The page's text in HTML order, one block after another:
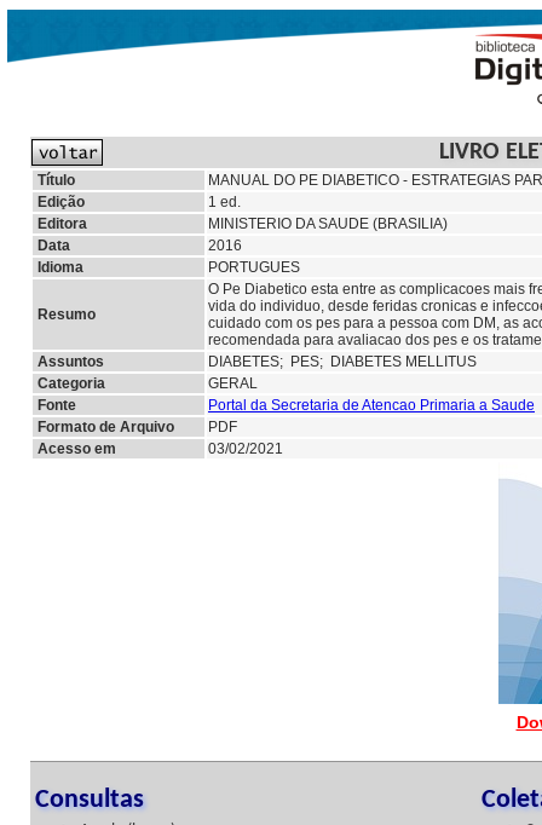
LIVRO
Título
MANUAL DO PE DIABETICO - ESTRATEGIAS
Edição
1 ed.
Editora
MINISTERIO DA SAUDE (BRASILIA)
Data
2016
Idioma
PORTUGUES
Resumo
O Pe Diabetico esta entre as complicacoes mais
vida do individuo, desde feridas cronicas e
cuidado com os pes para a pessoa com DM, as
recomendada para avaliacao dos pes e os
Assuntos
DIABETES; PES; DIABETES MELLITUS
Categoria
GERAL
Fonte
Portal da Secretaria de Atencao Primaria a Saude
Formato de Arquivo
PDF
Acesso em
03/02/2021
Consultas